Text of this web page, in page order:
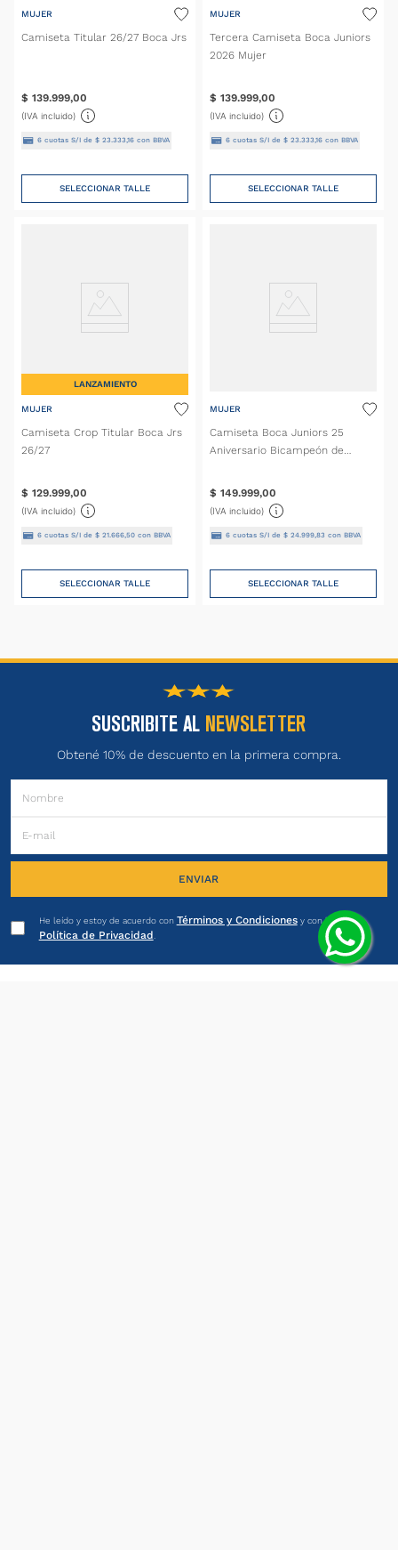
MUJER
Camiseta Titular 26/27 Boca Jrs
$ 139.999,00
(IVA incluido)
6 cuotas S/I de$ 23.333,16 con BBVA
SELECCIONAR TALLE
MUJER
Tercera Camiseta Boca Juniors
2026 Mujer
$ 139.999,00
(IVA incluido)
6cuotas S/I de $ 23.333,16con BBVA
SELECCIONAR TALLE
LANZAMIENTO
MUJER
Camiseta Crop Titular Boca Jrs
26/27
$ 129.999,00
(IVA incluido)
6 cuotas S/I de$ 21 .666 ,50 con BBVA
SELECCIONAR TALLE
MUJER
Camiseta Boca Juniors 25
Aniversario Bicampeón de
$ 149.999,00
(IVA incluido)
6cuotas S/I de $ 24. 999, 83con BBVA
SELECCIONAR TALLE
SUSCRIBITE AL NEWSLETTER
Obtené 10% de descuento en la primera compra.
ENVIAR
He leído y estoy de acuerdo con Términos y Condicionesy con la
Política de Privacidad